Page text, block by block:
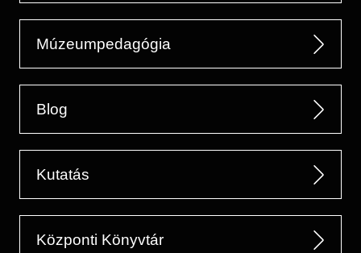
Múzeumpedagógia
Blog
Kutatás
Központi Könyvtár